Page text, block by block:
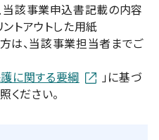
当該事業申込書記載の内容
トアウトした用紙
は、当該事業担当者までご
に関する要綱
」に基づ
ください。